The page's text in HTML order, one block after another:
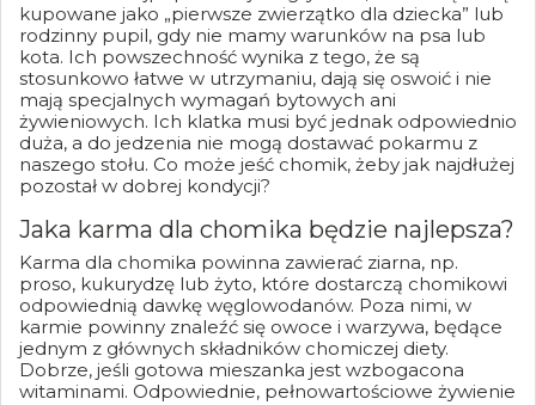
kupowane jako „pierwsze zwierzątko dla dziecka” lub
rodzinny pupil, gdy nie mamy warunków na psa lub
kota. Ich powszechność wynika z tego, że są
stosunkowo łatwe w utrzymaniu, dają się oswoić i nie
mają specjalnych wymagań bytowych ani
żywieniowych. Ich klatka musi być jednak odpowiednio
duża, a do jedzenia nie mogą dostawać pokarmu z
naszego stołu. Co może jeść chomik, żeby jak najdłużej
pozostał w dobrej kondycji?
Jaka karma dla chomika będzie najlepsza?
Karma dla chomika powinna zawierać ziarna, np.
proso, kukurydzę lub żyto, które dostarczą chomikowi
odpowiednią dawkę węglowodanów. Poza nimi, w
karmie powinny znaleźć się owoce i warzywa, będące
jednym z głównych składników chomiczej diety.
Dobrze, jeśli gotowa mieszanka jest wzbogacona
witaminami. Odpowiednie, pełnowartościowe żywienie